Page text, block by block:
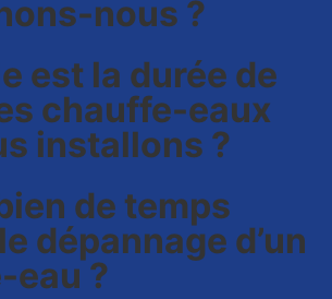
nous ?​
est la durée de
chauffe-eaux
installons ?
de temps
dépannage d’un
eau ?